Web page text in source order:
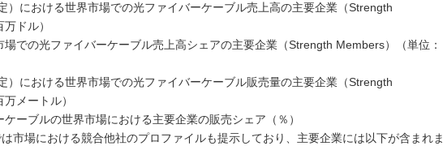
）における世界市場での光ファイバーケーブル売上高の主要企業（Strength
ドル）
での光ファイバーケーブル売上高シェアの主要企業（Strength Members）（単位：
）における世界市場での光ファイバーケーブル販売量の主要企業（Strength
メートル）
ーブルの世界市場における主要企業の販売シェア（％）
市場における競合他社のプロファイルも提示しており、主要企業には以下が含まれま